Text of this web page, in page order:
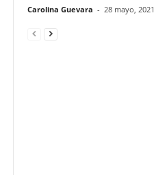
Carolina Guevara - 28 mayo, 2021